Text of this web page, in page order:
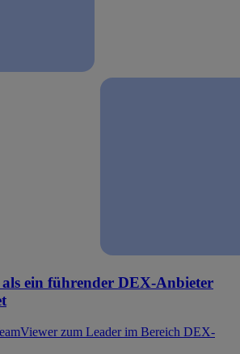
als ein führender DEX-Anbieter
zum Leader im Bereich DEX-